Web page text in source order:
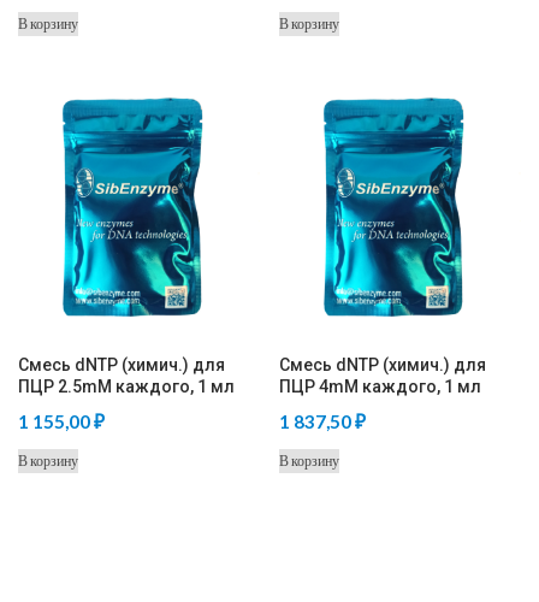
В корзину В корзину
Смесь dNTP (химич.) для
ПЦР 2.5mM каждого, 1 мл
1 155,00₽
В корзину
Смесь dNTP (химич.) для
ПЦР 4mM каждого, 1 мл
1 837,50₽
В корзину